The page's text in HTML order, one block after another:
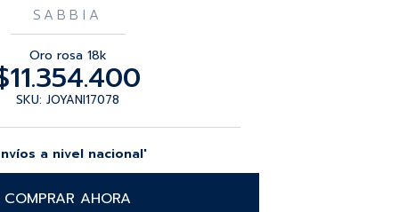
SABBIA
Oro rosa 18k
11.354.400
SKU: JOYANI17078
a nivel nacional'
COMPRAR AHORA